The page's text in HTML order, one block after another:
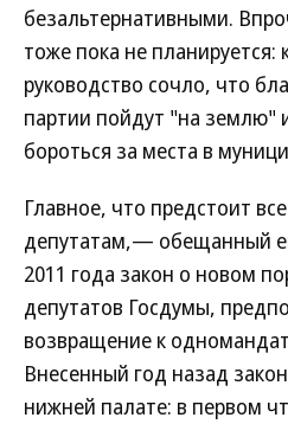
безальтернативными.
тоже пока не планируется:
руководство сочло, что
партии пойдут "на землю"
бороться за места в
Главное, что предстоит
депутатам,— обещанный
2011 года закон о новом
депутатов Госдумы,
возвращение к
Внесенный год назад
нижней палате: в первом